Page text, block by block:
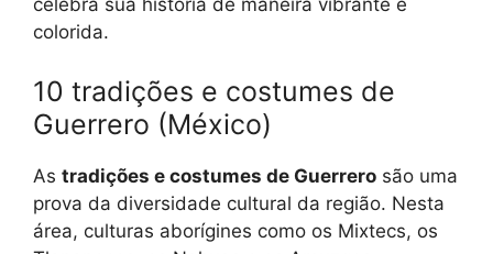
celebra sua história de maneira vibrante e
colorida.
10 tradições e costumes de
Guerrero (México)
As tradições e costumes de Guerrero são uma
prova da diversidade cultural da região. Nesta
área, culturas aborígines como os Mixtecs, os